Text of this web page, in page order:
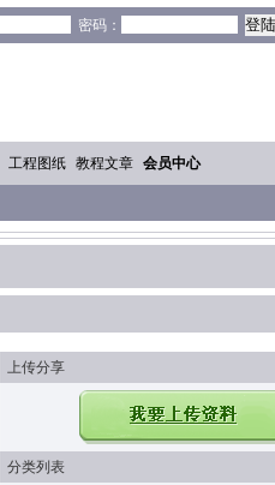
密码：
工程图纸 教程文章 会员中心
上传分享
分类列表